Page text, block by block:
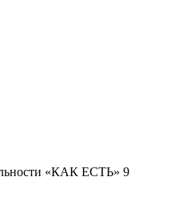
«КАК ЕСТЬ» 9